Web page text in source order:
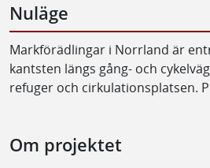
Nuläge
Markförädlingar i Norrland är
kantsten längs gång- och
refuger och cirkulationsplatsen.
Om projektet